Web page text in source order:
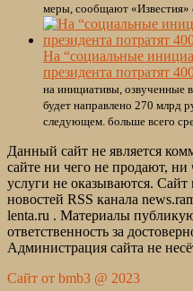
меры, сообщают
На “социальные
президента потратят
на инициативы, озвученные
будет направлено 270 млрд
следующем. больше всего
Данный сайт не является
сайте ни чего не продают,
услуги не оказываются. Сайт
новостей RSS канала
lenta.ru . Материалы
ответственность за
Администрация сайта не
Сайт от bmb3 @ 2023